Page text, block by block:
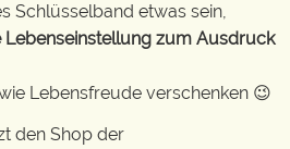
Schlüsselband etwas sein,
Lebenseinstellung zum Ausdruck
Lebensfreude verschenken 😉
den Shop der